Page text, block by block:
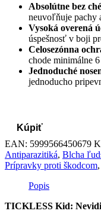
Absolútne bez
neuvoľňuje pachy
Vysoká overená
úspešnosť v boji
Celosezónna
chode minimálne
Jednoduché
jednoducho
Kúpiť
EAN: 5999566450679
Antiparazitiká, Blcha
Prípravky proti škodcom,
Popis
TICKLESS Kid: